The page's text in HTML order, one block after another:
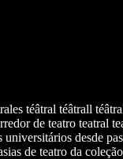
téâtral téâtrall
de teatro teatral
desde
de teatro da